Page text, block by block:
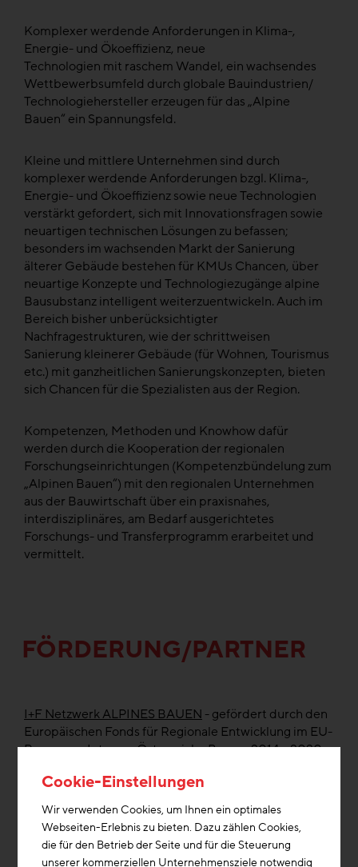
Komplexer werdende Anforderungen in Klima-,
Energie- und Ökoeffizienz, neue
Technologien mit raschem Wandel, ein wachsendes
Wettbewerbsumfeld durch globale Bauindustrien/
Technologiehersteller erzeugen für das „Alpine
Bauen“ ein Spannungsfeld.
Kleine und mittlere Unternehmen sind durch
komplexer werdende Anforderungen bzgl. Klima-,
Energie- und Ökoeffizienz sowie neue Technologien
verstärkt gefordert, sich mit Innovationsfragen sowie
neuartigen technischen Lösungen zu befassen;
besonders im wachsenden Markt der Sanierung
älterer Gebäude bestehen für KMUs Chancen, über
neuartige Konzepte und Technologiezugänge alpine
Bausubstanz intelligent weiterzuentwickeln. Auch im
Bereich bisher unberücksichtigter
Nachfragestrukturen, wie der schrittweisen
Sanierung kleinerer Gebäude (für Wohnen, Tourismus
etc.) mit ganzheitlichen Sanierungskonzepten, bieten
sich Chancen für die Spezialisten aus der Region.
Kompetenzen, Methoden und Knowhow dafür
werden durch die Kooperation der regionalen
Forschungseinrichtungen (Kompetenzbündelung zum
„Alpinen Bauen“) mit den regionalen Unternehmen
aus der Bauwirtschaft über ein praxisnahes,
interdisziplinäres, am Bedarf ausgerichtetes
Forschungs- und Transferprogramm erarbeitet und
vermittelt.
FÖRDERUNG/PARTNER
I+F Netzwerk ALPINES BAUEN - gefördert durch den
Europäischen Fonds für Regionale Entwicklung im EU-
Programm Interreg Österreich - Bayern 2014 – 2020
Cookie-Einstellungen
Wir verwenden Cookies, um Ihnen ein optimales
Webseiten-Erlebnis zu bieten. Dazu zählen Cookies,
die für den Betrieb der Seite und für die Steuerung
unserer kommerziellen Unternehmensziele notwendig